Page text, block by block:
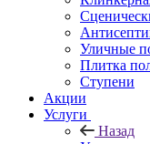
Уличные
Плитка
Ступени
Акции
Услуги
Назад